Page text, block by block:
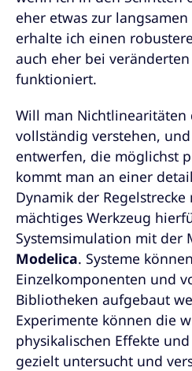
eher etwas zur
erhalte ich einen
auch eher bei
funktioniert.
Will man Nichtlinearitäten
vollständig verstehen,
entwerfen, die möglichst
kommt man an einer
Dynamik der
mächtiges Werkzeug
Systemsimulation mit der
Modelica. Systeme
Einzelkomponenten und
Bibliotheken aufgebaut
Experimente können die
physikalischen Effekte
gezielt untersucht und